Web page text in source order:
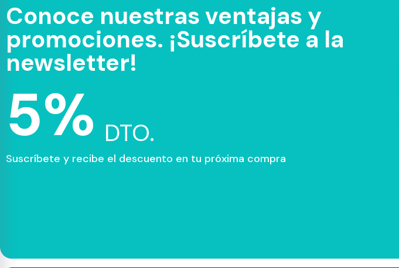
Conoce nuestras ventajas y
promociones. ¡Suscríbete a la
newsletter!
5% DTO.
Suscríbete y recibe el descuento en tu próxima compra